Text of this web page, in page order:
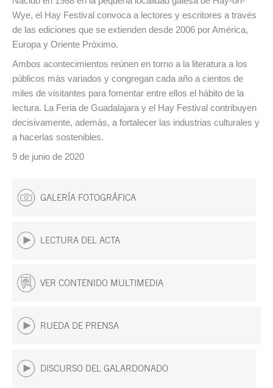
Wye, el Hay Festival convoca a lectores y escritores a través
de las ediciones que se extienden desde 2006 por América,
Europa y Oriente Próximo.
Ambos acontecimientos reúnen en torno a la literatura a los
públicos más variados y congregan cada año a cientos de
miles de visitantes para fomentar entre ellos el hábito de la
lectura. La Feria de Guadalajara y el Hay Festival contribuyen
decisivamente, además, a fortalecer las industrias culturales y
a hacerlas sostenibles.
9 de junio de 2020
GALERÍA FOTOGRÁFICA
LECTURA DEL ACTA
VER CONTENIDO MULTIMEDIA
RUEDA DE PRENSA
DISCURSO DEL GALARDONADO